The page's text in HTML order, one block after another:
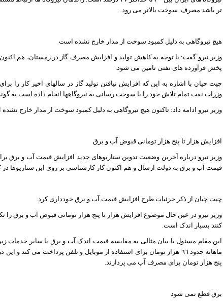
تر باشد مصرف سوخت بالاتر می رود.
هیچ نیروگاهی به دلیل کمبود سوخت از مدار خارج نشده است
وزیر نیرو گفت: با توجه به کاهش تولید و افزایش مصرف گاز در زمستان، هم اکنون بیش از ٦٠ درصد سوخت مورد نیاز
پخش فرآورده های نفتی تامین می شود.
چیت چیان با اشاره به این که افزایش نیافتن تولید گاز در سالهای اخیر کار
وزرات نفت تمام تلاش خود را با سوخت رسانی به نیروگاهها انجام داده است به
وزیر نیرو ادامه داد: تاکنون هیچ نیروگاهی به دلیل کمبود سوخت از مدار خارج
افزایش هزار تا پنج هزار تومانی قبوض آب و برق
قیمت آب و برق به دولت ارسال و هم اکنون کار کارشناسی بر روی این سناریوها در
چیت چیان از ذکر جزئیات طرح افزایش قیمت آب و برق خودداری کرد.
وزیر نیرو در عین حال موضوع افزایش هزار تا پنج هزار تومانی قبوض آب و برق
کنند بسیار اندک است.
این مقام مسئول با بیان مثالی به مقایسه قیمت اندک آب و برق با سایر
ماهانه حدود ٦٦ هزار تومان برای استفاده از موبایل و تلفن پرداخت می
پنج هزار تومان برای مصرف آب می پردازند.
برق قطع نمی شود